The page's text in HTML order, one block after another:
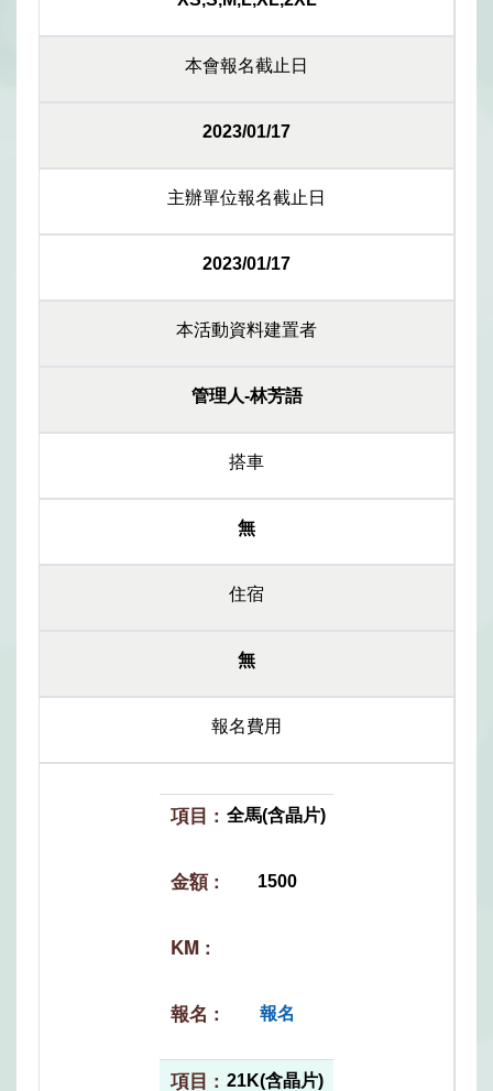
本會報名截止日
2023/01/17
主辦單位報名截止日
2023/01/17
本活動資料建置者
管理人-林芳語
搭車
無
住宿
無
報名費用
全馬(含晶片)
1500
報名
21K(含晶片)